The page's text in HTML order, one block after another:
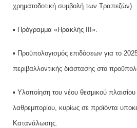
χρηματοδοτική συμβολή των Τραπεζών).
▪ Πρόγραμμα «Ηρακλής IΙΙ».
▪ Προϋπολογισμός επιδόσεων για το
περιβαλλοντικής διάστασης στο
▪ Υλοποίηση του νέου θεσμικού πλαισίου
λαθρεμπορίου, κυρίως σε προϊόντα
Κατανάλωσης.